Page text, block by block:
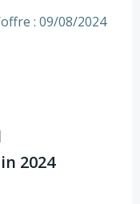
: 09/08/2024
2024